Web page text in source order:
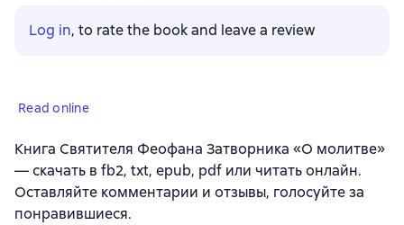
Log in, to rate the book and leave a review
Read online
Книга Святителя Феофана Затворника «О молитве»
— скачать в fb2, txt, epub, pdf или читать онлайн.
Оставляйте комментарии и отзывы, голосуйте за
понравившиеся.